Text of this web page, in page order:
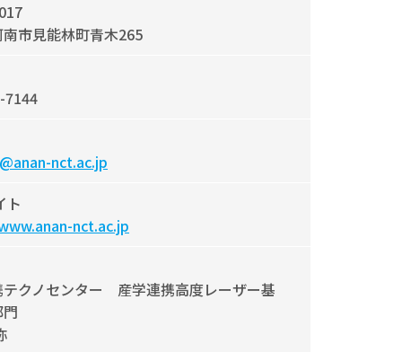
市見能林町青木265
7144
nct.ac.jp
ト
nct.ac.jp
テクノセンター 産学連携高度レーザー基